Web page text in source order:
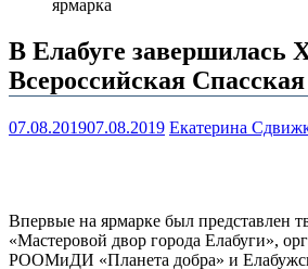
ярмарка
В Елабуге завершилась
Всероссийская
07.08.201907.08.2019 Екатерина
Впервые на ярмарке был представлен
«Мастеровой двор города Елабуги»,
РООМиДИ «Планета добра» и